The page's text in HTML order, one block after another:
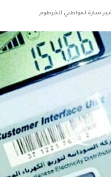
غير سارة لمواطني الخرطوم